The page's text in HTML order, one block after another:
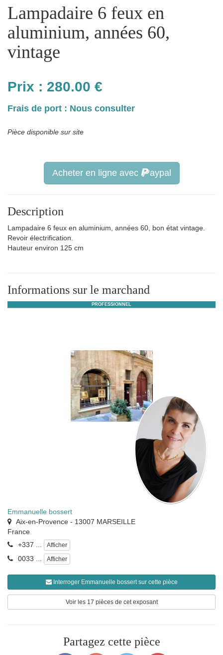
Lampadaire 6 feux en
aluminium, années 60,
vintage
Prix : 280.00 €
Frais de port : Nous consulter
Pièce disponible sur site
Acheter en ligne avec aypal
Description
Lampadaire 6 feux en aluminium, années 60, bon état vintage.
Revoir électrification.
Hauteur environ 125 cm
Informations sur le marchand
PROFESSIONNEL
Emmanuelle bossert
Aix-en-Provence - 13007 MARSEILLE
France
+337 ...
Afficher
0033 ... Afficher
Interroger Emmanuelle bossert sur cette pièce
Voir les 17 pièces de cet exposant
Partagez cette pièce